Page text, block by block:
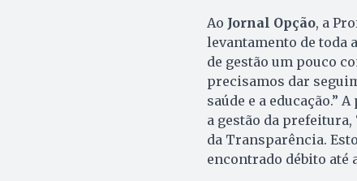
Ao Jornal Opção, a
levantamento de toda
de gestão um pouco
precisamos dar
saúde e a educação.”
a gestão da
da Transparência.
encontrado débito até